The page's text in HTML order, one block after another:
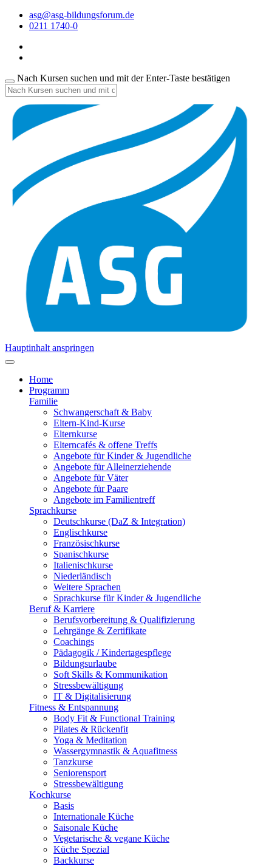
asg@asg-bildungsforum.de
0211 1740-0
Nach Kursen suchen und mit der Enter-Taste bestätigen
Hauptinhalt anspringen
Home
Programm
Familie
Schwangerschaft & Baby
Eltern-Kind-Kurse
Elternkurse
Elterncafés & offene Treffs
Angebote für Kinder & Jugendliche
Angebote für Alleinerziehende
Angebote für Väter
Angebote für Paare
Angebote im Familientreff
Sprachkurse
Deutschkurse (DaZ & Integration)
Englischkurse
Französischkurse
Spanischkurse
Italienischkurse
Niederländisch
Weitere Sprachen
Sprachkurse für Kinder & Jugendliche
Beruf & Karriere
Berufsvorbereitung & Qualifizierung
Lehrgänge & Zertifikate
Coachings
Pädagogik / Kindertagespflege
Bildungsurlaube
Soft Skills & Kommunikation
Stressbewältigung
IT & Digitalisierung
Fitness & Entspannung
Body Fit & Functional Training
Pilates & Rückenfit
Yoga & Meditation
Wassergymnastik & Aquafitness
Tanzkurse
Seniorensport
Stressbewältigung
Kochkurse
Basis
Internationale Küche
Saisonale Küche
Vegetarische & vegane Küche
Küche Spezial
Backkurse